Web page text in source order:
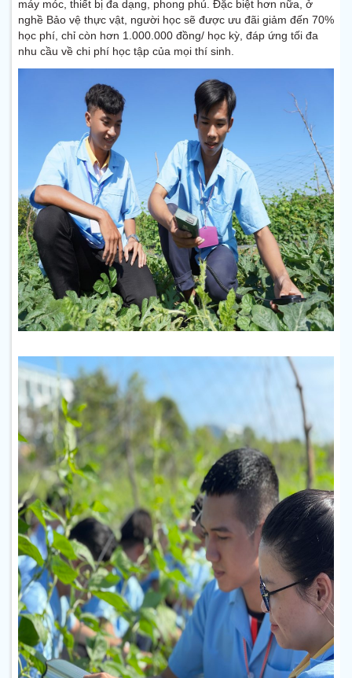
máy móc, thiết bị đa dạng, phong phú. Đặc biệt hơn nữa, ở
nghề Bảo vệ thực vật, người học sẽ được ưu đãi giảm đến 70%
học phí, chỉ còn hơn 1.000.000 đồng/ học kỳ, đáp ứng tối đa
nhu cầu về chi phí học tập của mọi thí sinh.